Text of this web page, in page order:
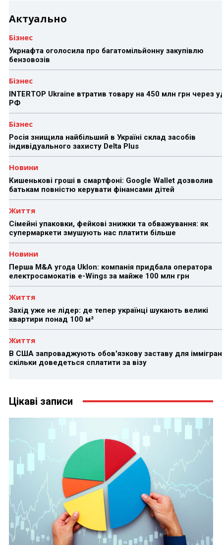
Актуально
Бізнес
Укрнафта оголосила про багатомільйонну закупівлю
бензовозів
Бізнес
INTERTOP Ukraine втратив товару на 450 млн грн через
РФ
Бізнес
Росія знищила найбільший в Україні склад засобів
індивідуального захисту Delta Plus
Новини
Кишенькові гроші в смартфоні: Google Wallet дозволив
батькам повністю керувати фінансами дітей
Життя
Сімейні упаковки, фейкові знижки та обважування: як
супермаркети змушують нас платити більше
Новини
Перша M&A угода Uklon: компанія придбала оператора
електросамокатів e-Wings за майже 100 млн грн
Життя
Захід уже не лідер: де тепер українці шукають великі
квартири понад 100 м²
Життя
В США запроваджують обов'язкову заставу для
скільки доведеться сплатити за візу
Цікаві записи